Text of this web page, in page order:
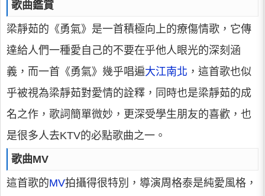
歌曲鑑賞
梁靜茹的《勇氣》是一首積極向上的療傷情歌，它傳
達給人們一種愛自己的不要在乎他人眼光的深刻涵
義，而一首《勇氣》幾乎唱遍大江南北 ，這首歌也似
乎被視為梁靜茹對愛情的詮釋，同時也是梁靜茹的成
名之作，歌詞簡單微妙，更深受學生朋友的喜歡，也
是很多人去KTV的必點歌曲之一。
歌曲MV
這首歌的MV拍攝得很特別，導演周格泰是純愛風格，